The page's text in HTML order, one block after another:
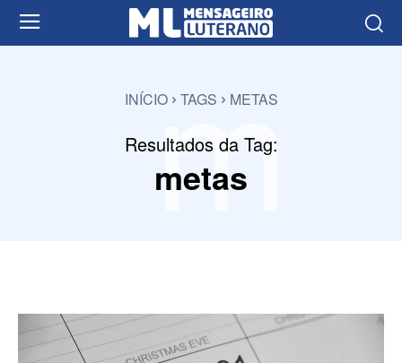
INÍCIO TAGS METAS
Resultados da Tag:
metas
m